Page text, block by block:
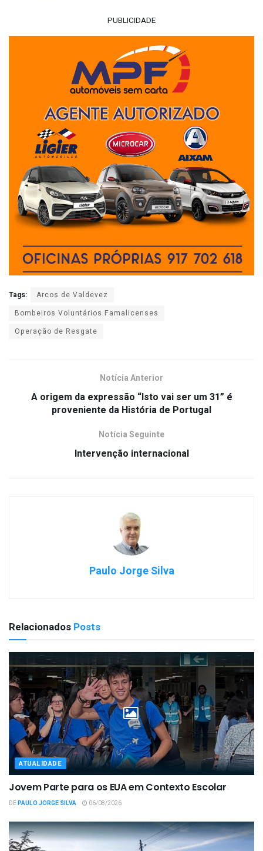
PUBLICIDADE
Tags:
Arcos de Valdevez
Bombeiros Voluntários Famalicenses
Operação de Resgate
Notícia Anterior
A origem da expressão “Isto vai ser um 31” é
proveniente da História de Portugal
Notícia Seguinte
Intervenção internacional
Paulo Jorge Silva
Relacionados Posts
ATUALIDADE
Jovem Parte para os EUA em Contexto Escolar
DEPAULO JORGE SILVA 06/08/2026